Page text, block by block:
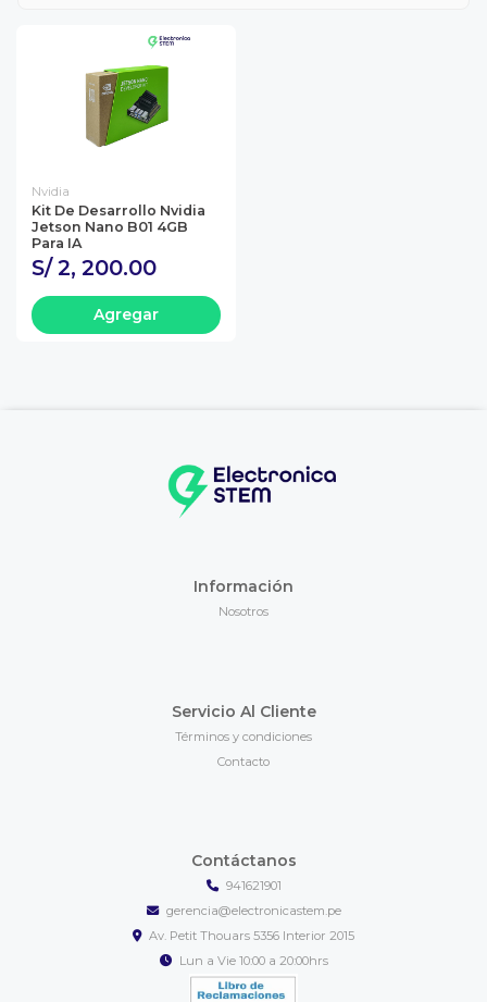
Nvidia
Kit De Desarrollo Nvidia
Jetson Nano B01 4GB
Para IA
S/ 2, 200.00
Agregar
Información
Nosotros
Servicio Al Cliente
Términos y condiciones
Contacto
Contáctanos
941621901
gerencia@electronicastem.pe
Av. Petit Thouars 5356 Interior 2015
Lun a Vie 10:00 a 20:00hrs